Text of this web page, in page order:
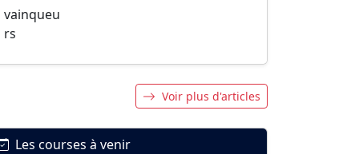
Voir plus d'articles
Les courses à venir